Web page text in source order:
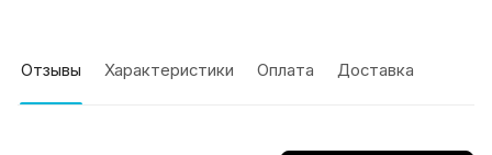
Отзывы Характеристики Оплата Доставка